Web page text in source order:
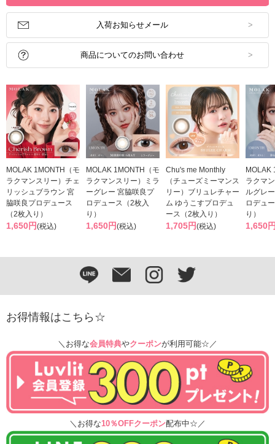
入荷お知らせメール
商品についてのお問い合わせ
MOLAK 1MONTH（モ
ラクマンスリー）チェ
リッシュブラウン 宮
脇咲良プロデュース
（2枚入り）
1,650円(税込)
MOLAK 1MONTH（モ
ラクマンスリー）ミラ
ーグレー 宮脇咲良プ
ロデュース（2枚入
り）
1,650円(税込)
Chu's me Monthly
（チューズミーマンス
リー）ブリュレチャー
ム ゆうこすプロデュ
ース（2枚入り）
1,705円(税込)
MOLAK
ラクマ
ルグレ
ロデュ
り）
1,650
お得情報はこちら☆
＼お得な会員特典やクーポンが利用可能☆／
＼お得な10％OFFクーポン配布中☆／